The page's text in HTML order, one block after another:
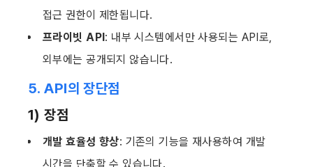
접근 권한이 제한됩니다.
프라이빗 API: 내부 시스템에서만 사용되는 API로,
외부에는 공개되지 않습니다.
5. API의 장단점
1) 장점
개발 효율성 향상: 기존의 기능을 재사용하여 개발
시간을 단축할 수 있습니다.